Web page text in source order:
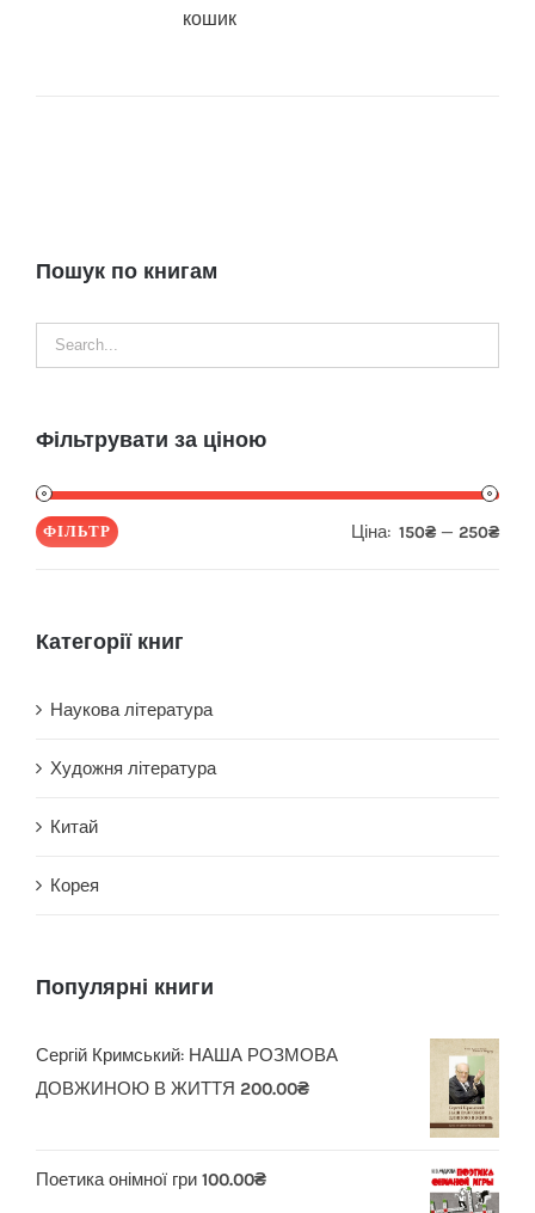
кошик
Пошук по книгам
Фільтрувати за ціною
ФІЛЬТР Ціна: 150₴ — 250₴
Категорії книг
Наукова література
Художня література
Китай
Корея
Популярні книги
Сергій Кримський: НАША РОЗМОВА
ДОВЖИНОЮ В ЖИТТЯ 200.00₴
Поетика онімної гри 100.00₴